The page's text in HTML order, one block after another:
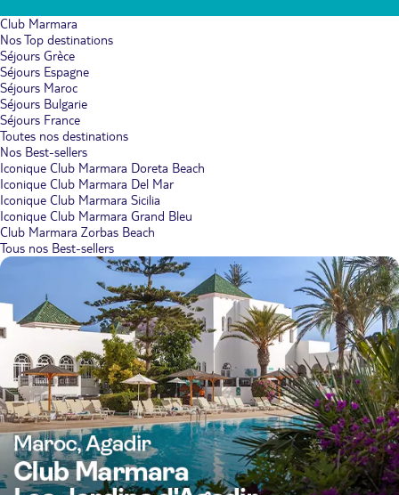
Club Marmara
Nos Top destinations
Séjours Grèce
Séjours Espagne
Séjours Maroc
Séjours Bulgarie
Séjours France
Toutes nos destinations
Nos Best-sellers
Iconique Club Marmara Doreta Beach
Iconique Club Marmara Del Mar
Iconique Club Marmara Sicilia
Iconique Club Marmara Grand Bleu
Club Marmara Zorbas Beach
Tous nos Best-sellers